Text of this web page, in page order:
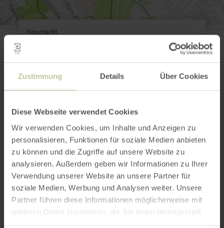
Zustimmung Details Über Cookies
Diese Webseite verwendet Cookies
Wir verwenden Cookies, um Inhalte und Anzeigen zu
personalisieren, Funktionen für soziale Medien anbieten
zu können und die Zugriffe auf unsere Website zu
analysieren. Außerdem geben wir Informationen zu Ihrer
Verwendung unserer Website an unsere Partner für
soziale Medien, Werbung und Analysen weiter. Unsere
Partner führen diese Informationen möglicherweise mit
weiteren Daten zusammen, die Sie ihnen bereitgestellt
Neumarkt
in Karte anzeigen
aachen tourist service e.v.
Webseite
Das könnte auch
noch interessant
sein